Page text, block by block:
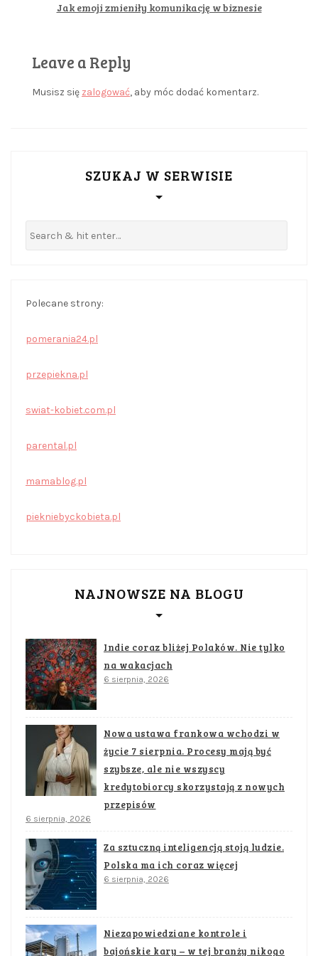
Jak emoji zmieniły komunikację w biznesie
Leave a Reply
Musisz się zalogować, aby móc dodać komentarz.
SZUKAJ W SERWISIE
Polecane strony:
pomerania24.pl
przepiekna.pl
swiat-kobiet.com.pl
parental.pl
mamablog.pl
piekniebyckobieta.pl
NAJNOWSZE NA BLOGU
Indie coraz bliżej Polaków. Nie tylko
na wakacjach
6 sierpnia, 2026
Nowa ustawa frankowa wchodzi w
życie 7 sierpnia. Procesy mają być
szybsze, ale nie wszyscy
kredytobiorcy skorzystają z nowych
przepisów
6 sierpnia, 2026
Za sztuczną inteligencją stoją ludzie.
Polska ma ich coraz więcej
6 sierpnia, 2026
Niezapowiedziane kontrole i
bajońskie kary – w tej branży nikogo